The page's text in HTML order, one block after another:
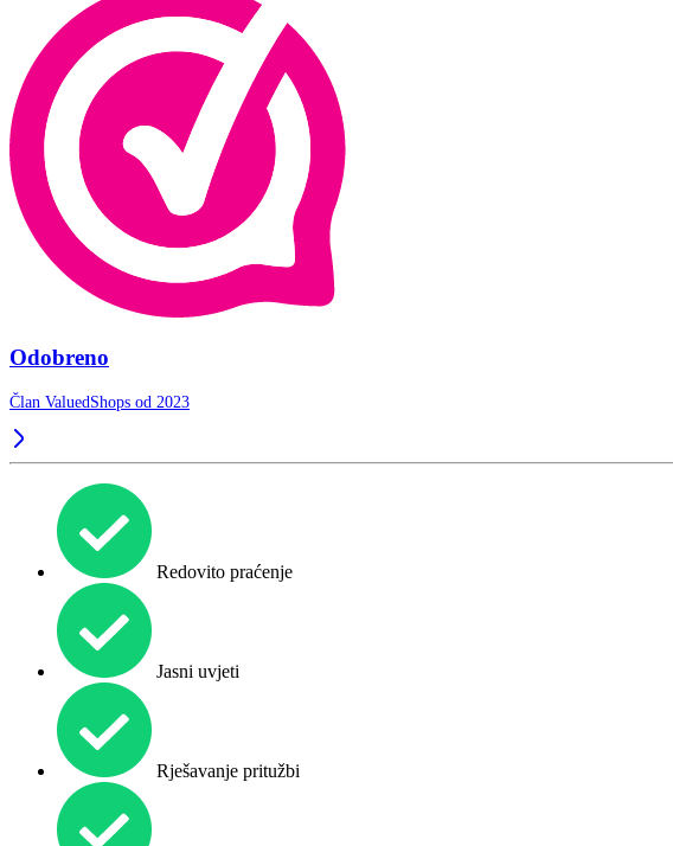
Odobreno
Član ValuedShops od 2023
Redovito praćenje
Jasni uvjeti
Rješavanje pritužbi